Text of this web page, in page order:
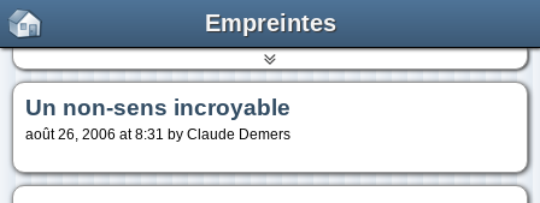
Empreintes
Un non-sens incroyable
août 26, 2006 at 8:31 by Claude Demers